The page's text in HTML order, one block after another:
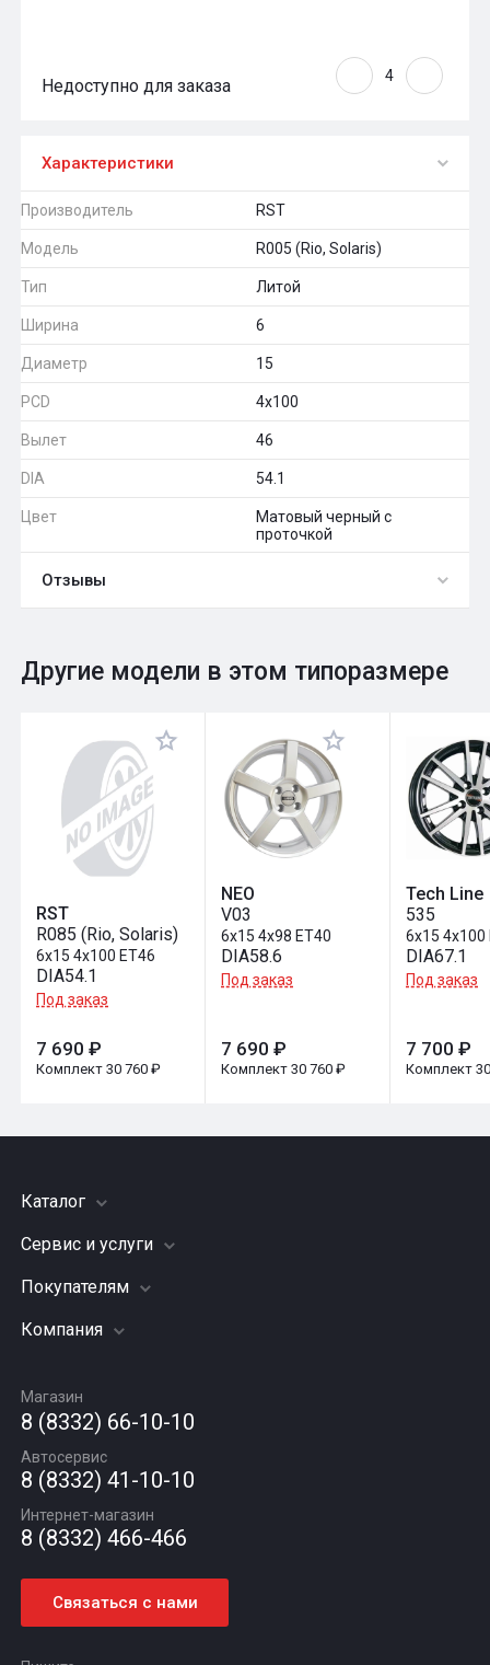
Недоступно для заказа
Характеристики
Производитель RST
Модель R005 (Rio, Solaris)
Тип Литой
Ширина 6
Диаметр 15
PCD 4x100
Вылет 46
DIA 54.1
Цвет
Матовый черный с
проточкой
Отзывы
Оставить отзыв
Общий рейтинг 0
Другие модели в этом типоразмере
RST
R085 (Rio, Solaris)
6x15 4x100 ET46
DIA54.1
Под заказ
7 690 ₽
Комплект 30 760 ₽
NEO
V03
6x15 4x98 ET40
DIA58.6
Под заказ
7 690 ₽
Комплект 30 760 ₽
Tech Line
535
6x15 4x100
DIA67.1
Под заказ
7 700 ₽
Комплект
Каталог
Шины
Грузовые шины
Диски
Автомасла
Сервис и услуги
Заправка кондиционера
Подвеска (ходовая часть)
Шиномонтаж
Покупателям
Акции
Гарантии и возврат
Компания
Вакансии
Новости
Статьи
Контакты
Магазин
8 (8332) 66-10-10
Автосервис
8 (8332) 41-10-10
Интернет-магазин
8 (8332) 466-466
Связаться с нами